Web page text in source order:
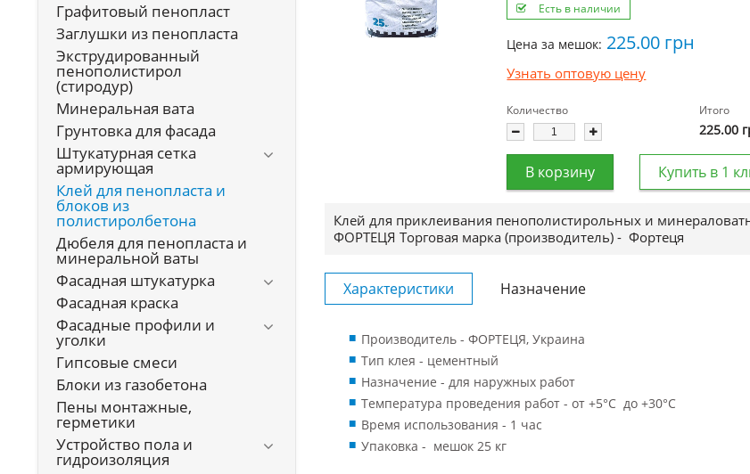
Графитовый пенопласт
Заглушки из пенопласта
Экструдированный
пенополистирол
(стиродур)
Минеральная вата
Грунтовка для фасада
Штукатурная сетка
армирующая
Клей для пенопласта и
блоков из
полистиролбетона
Дюбеля для пенопласта и
минеральной ваты
Фасадная штукатурка
Фасадная краска
Фасадные профили и
уголки
Гипсовые смеси
Блоки из газобетона
Пены монтажные,
герметики
Устройство пола и
гидроизоляция
Есть в наличии
Цена за мешок: 225.00 грн
Узнать оптовую цену
Количество Итого
225.00
В корзину Купить в 1
Клей для приклеивания пенополистирольных и
ФОРТЕЦЯ Торговая марка (производитель) - Фортеця
Характеристики Назначение
Производитель - ФОРТЕЦЯ, Украина
Тип клея - цементный
Назначение - для наружных работ
Температура проведения работ - от +5°С до +30°С
Время использования - 1 час
Упаковка - мешок 25 кг